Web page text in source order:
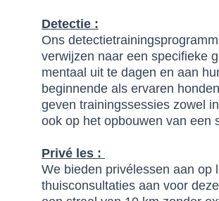
Detectie :
Ons
verwijzen naar een specifieke
mentaal uit te dagen en aan
beginnende als ervaren
geven trainingssessies zowel
ook op het opbouwen van een
Privé les :
We bieden privélessen aan op
thuisconsultaties aan voor